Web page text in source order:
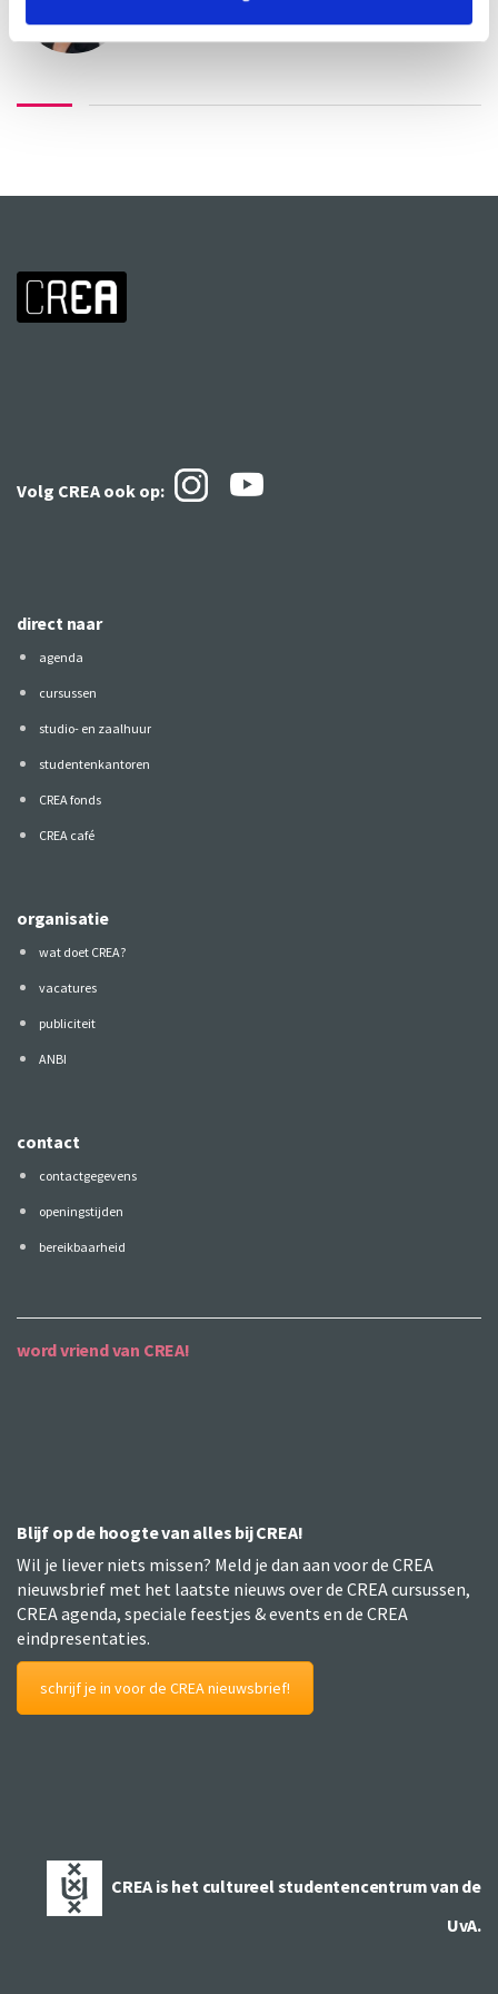
Volg CREA ook op:
direct naar
agenda
cursussen
studio- en zaalhuur
studentenkantoren
CREA fonds
CREA café
organisatie
wat doet CREA?
vacatures
publiciteit
ANBI
contact
contactgegevens
openingstijden
bereikbaarheid
word vriend van CREA!
Blijf op de hoogte van alles bij CREA!
Wil je liever niets missen? Meld je dan aan voor de CREA
nieuwsbrief met het laatste nieuws over de CREA cursussen,
CREA agenda, speciale feestjes & events en de CREA
eindpresentaties.
schrijf je in voor de CREA nieuwsbrief!
CREA is het cultureel studentencentrum van de
UvA.